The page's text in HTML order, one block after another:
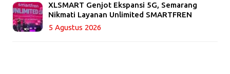
XLSMART Genjot Ekspansi 5G, Semarang
Nikmati Layanan Unlimited SMARTFREN
5 Agustus 2026